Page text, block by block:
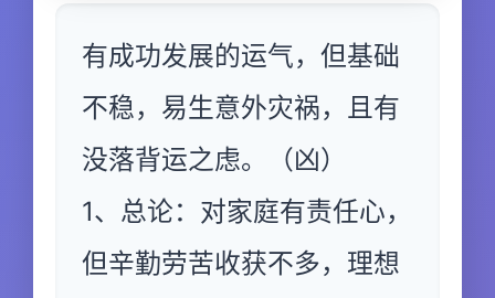
有成功发展的运气，但基础
不稳，易生意外灾祸，且有
没落背运之虑。（凶）
1、总论：对家庭有责任心，
但辛勤劳苦收获不多，理想